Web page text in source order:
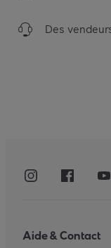
Des
Aide & Contact